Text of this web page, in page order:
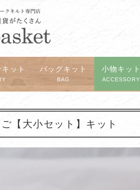
ット バッグキット
BAG
小物キット
ACCESSORY
【大小セット】キット